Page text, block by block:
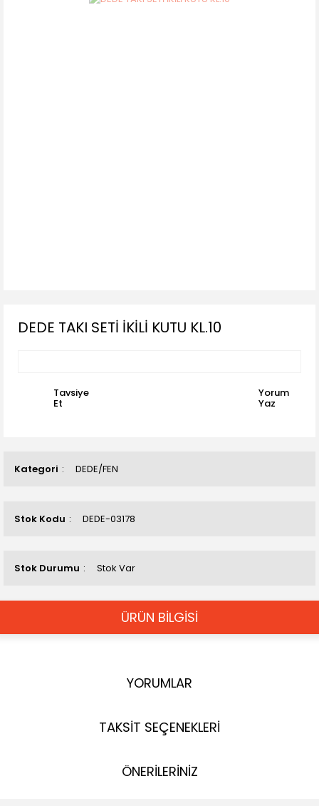
Kategori DEDE/FEN
Stok Kodu DEDE-03178
Stok Durumu Stok Var
DEDE TAKI SETİ İKİLİ KUTU KL.10
Tavsiye
Et
Yorum
Yaz
ÜRÜN BİLGİSİ
YORUMLAR
TAKSİT SEÇENEKLERİ
ÖNERİLERİNİZ